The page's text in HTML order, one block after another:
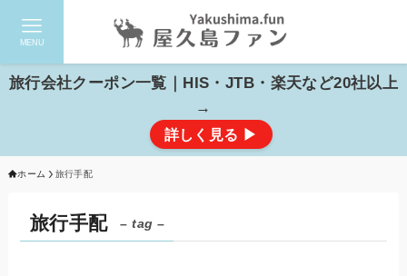
MENU
旅行会社クーポン一覧｜HIS・JTB・楽天など20社以上
→
詳しく見る ▶
ホーム 旅行手配
旅行手配 – tag –